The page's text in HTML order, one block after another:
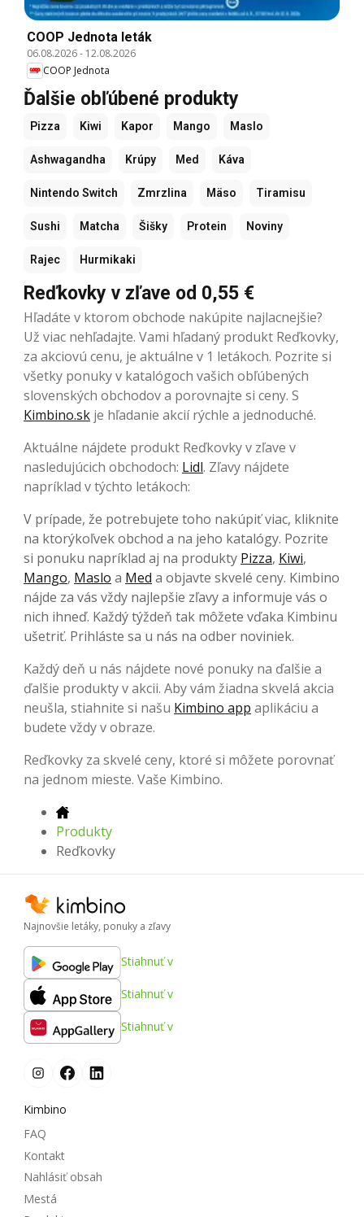
COOP Jednota leták
06.08.2026- 12.08.2026
COOP Jednota
Ďalšie obľúbené produkty
Pizza Kiwi Kapor Mango Maslo
Ashwagandha Krúpy Med Káva
Nintendo Switch Zmrzlina Mäso Tiramisu
Sushi Matcha Šišky Protein Noviny
Rajec Hurmikaki
Reďkovky v zľave od 0,55 €
Hľadáte v ktorom obchode nakúpite najlacnejšie?
Už viac nehľadajte. Vami hľadaný produkt Reďkovky,
za akciovú cenu, je aktuálne v 1 letákoch. Pozrite si
všetky ponuky v katalógoch vašich obľúbených
slovenských obchodov a porovnajte si ceny. S
Kimbino.sk je hľadanie akcií rýchle a jednoduché.
Aktuálne nájdete produkt Reďkovky v zľave v
nasledujúcich obchodoch: Lidl. Zľavy nájdete
napríklad v týchto letákoch:
V prípade, že potrebujete toho nakúpiť viac, kliknite
na ktorýkoľvek obchod a na jeho katalógy. Pozrite
si ponuku napríklad aj na produkty Pizza, Kiwi,
Mango, Maslo a Med a objavte skvelé ceny. Kimbino
nájde za vás vždy najlepšie zľavy a informuje vás o
nich ihneď. Každý týždeň tak môžete vďaka Kimbinu
ušetriť. Prihláste sa u nás na odber noviniek.
Každý deň u nás nájdete nové ponuky na ďalšie a
ďalšie produkty v akcii. Aby vám žiadna skvelá akcia
neušla, stiahnite si našu Kimbino app aplikáciu a
budete vždy v obraze.
Reďkovky za skvelé ceny, ktoré si môžete porovnať
na jednom mieste. Vaše Kimbino.
Produkty
Reďkovky
Najnovšie letáky, ponuky a zľavy
Stiahnuť v
Stiahnuť v
Stiahnuť v
Kimbino
FAQ
Kontakt
Nahlásiť obsah
Mestá